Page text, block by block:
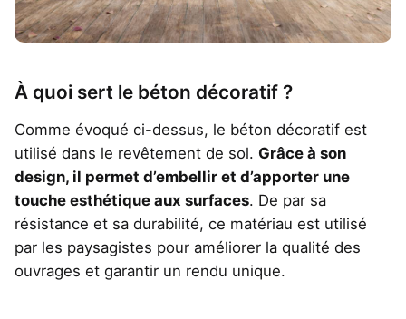
À quoi sert le béton décoratif ?
Comme évoqué ci-dessus, le béton décoratif est
utilisé dans le revêtement de sol. Grâce à son
design, il permet d’embellir et d’apporter une
touche esthétique aux surfaces. De par sa
résistance et sa durabilité, ce matériau est utilisé
par les paysagistes pour améliorer la qualité des
ouvrages et garantir un rendu unique.